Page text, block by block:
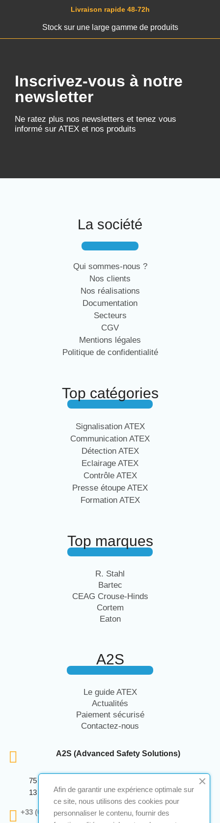
Livraison rapide 48-72h
Stock sur une large gamme de produits
Inscrivez-vous à notre
newsletter
Ne ratez plus nos newsletters et tenez vous
informé sur ATEX et nos produits
La société
Qui sommes-nous ?
Nos clients
Nos réalisations
Documentation
Secteurs
CGV
Mentions légales
Politique de confidentialité
Top catégories
Signalisation ATEX
Communication ATEX
Détection ATEX
Eclairage ATEX
Contrôle ATEX
Presse étoupe ATEX
Formation ATEX
Top marques
R. Stahl
Bartec
CEAG Crouse-Hinds
Cortem
Eaton
A2S
Le guide ATEX
Actualités
Paiement sécurisé
Contactez-nous
A2S (Advanced Safety Solutions)
75 Avenue Marcellin Berthelot Anthelios Bâtiment E
13 290 Aix En Provence
+33 (0)4 12 28 00 69
Afin de garantir une expérience optimale sur
ce site, nous utilisons des cookies pour
personnaliser le contenu, fournir des